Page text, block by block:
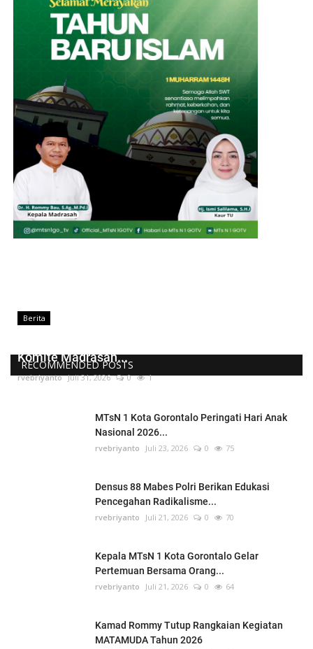
RECOMMENDED POSTS
Berita
Komite Madrasah...
rvebriyanto Juli 31, 2026 0 1
MTsN 1 Kota Gorontalo Peringati Hari Anak
Nasional 2026...
rvebriyanto Juli 23, 2026 0 75
Densus 88 Mabes Polri Berikan Edukasi
Pencegahan Radikalisme...
rvebriyanto Juli 21, 2026 0 70
Kepala MTsN 1 Kota Gorontalo Gelar
Pertemuan Bersama Orang...
rvebriyanto Juli 21, 2026 0 64
Kamad Rommy Tutup Rangkaian Kegiatan
MATAMUDA Tahun 2026